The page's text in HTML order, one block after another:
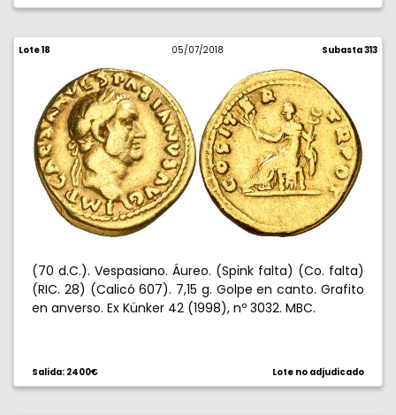
Lote 18 05/07/2018 Subasta 313
(70 d.C.). Vespasiano. Áureo. (Spink falta) (Co. falta)
(RIC. 28) (Calicó 607). 7,15 g. Golpe en canto. Grafito
en anverso. Ex Künker 42 (1998), nº 3032. MBC.
Salida: 2400€ Lote no adjudicado